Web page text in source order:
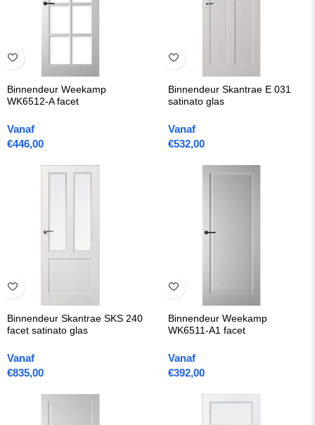
Binnendeur Weekamp
WK6512-A facet
Vanaf
€446,00
Binnendeur Skantrae E 031
satinato glas
Vanaf
€532,00
Binnendeur Skantrae SKS 240
facet satinato glas
Vanaf
€835,00
Binnendeur Weekamp
WK6511-A1 facet
Vanaf
€392,00